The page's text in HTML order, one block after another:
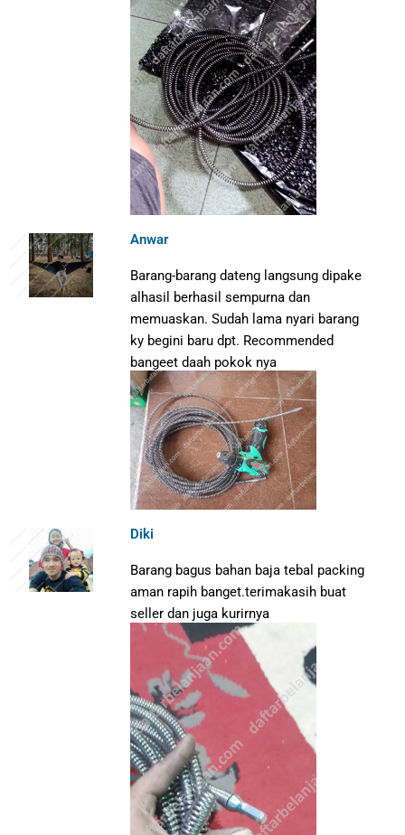
Anwar
Barang-barang dateng langsung dipake
alhasil berhasil sempurna dan
memuaskan. Sudah lama nyari barang
ky begini baru dpt. Recommended
bangeet daah pokok nya
Diki
Barang bagus bahan baja tebal packing
aman rapih banget.terimakasih buat
seller dan juga kurirnya